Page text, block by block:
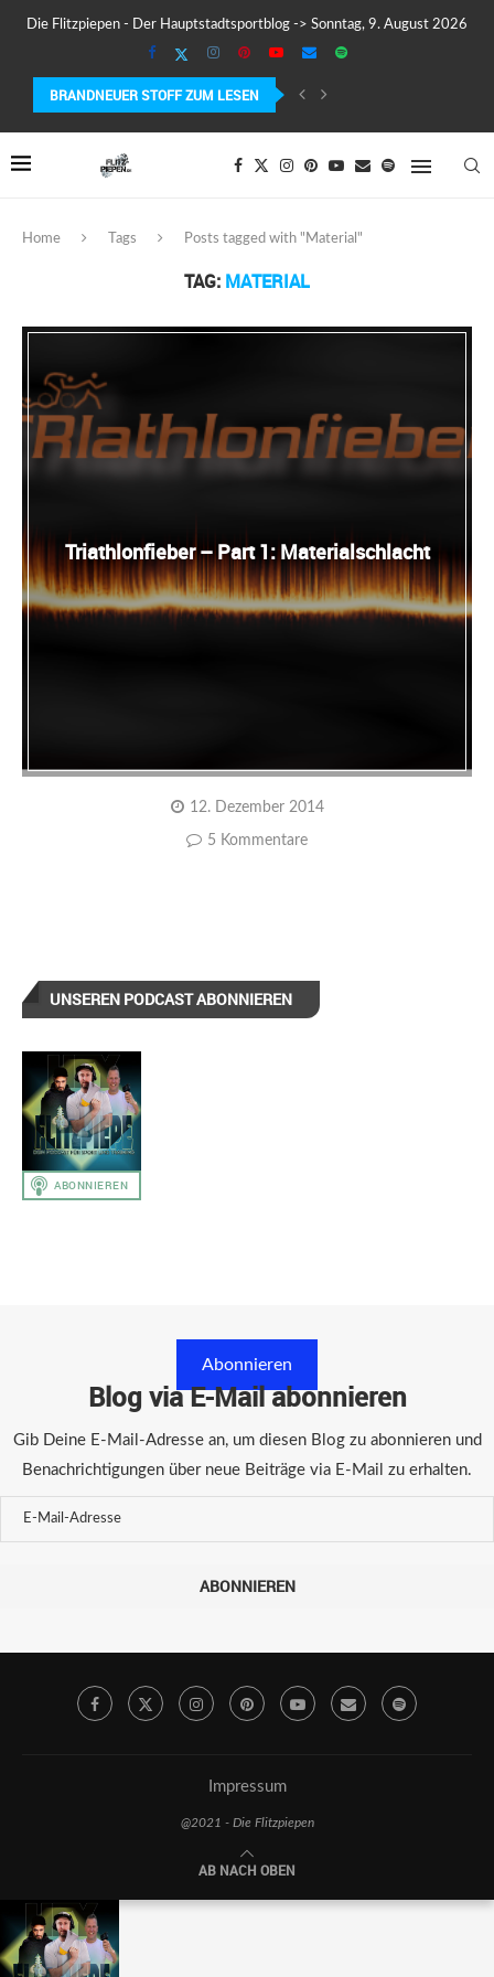
Die Flitzpiepen - Der Hauptstadtsportblog -> Sonntag, 9. August 2026
BRANDNEUER STOFF ZUM LESEN
COROS PACE 4 IM TEST – LEICHT, SCHNELL...
Home Tags Posts tagged with "Material"
TAG: MATERIAL
Triathlonfieber – Part 1: Materialschlacht
12. Dezember 2014
5 Kommentare
UNSEREN PODCAST ABONNIEREN
Abonnieren
Blog via E-Mail abonnieren
Gib Deine E-Mail-Adresse an, um diesen Blog zu abonnieren und
Benachrichtigungen über neue Beiträge via E-Mail zu erhalten.
ABONNIEREN
Impressum
@2021 - Die Flitzpiepen
AB NACH OBEN